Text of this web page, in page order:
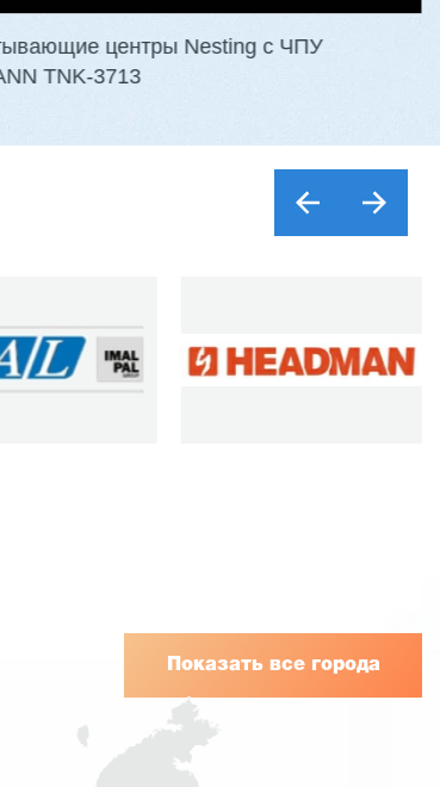
Заказать
центры Nesting с ЧПУ
TNK-3713
Показать все города